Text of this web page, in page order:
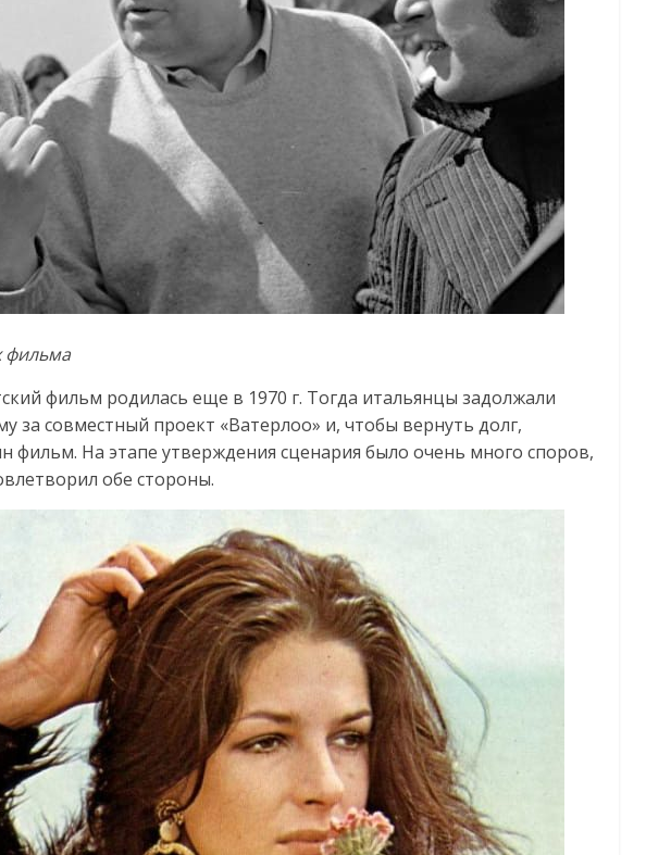
фильма
фильм родилась еще в 1970 г. Тогда итальянцы задолжали
за совместный проект «Ватерлоо» и, чтобы вернуть долг,
фильм. На этапе утверждения сценария было очень много споров,
обе стороны.